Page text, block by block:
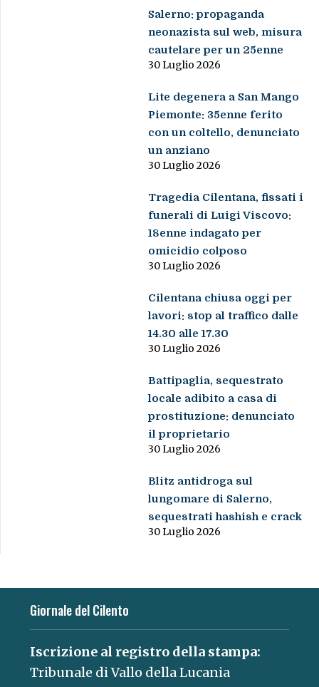
Salerno: propaganda
neonazista sul web, misura
cautelare per un 25enne
30 Luglio 2026
Lite degenera a San Mango
Piemonte: 35enne ferito
con un coltello, denunciato
un anziano
30 Luglio 2026
Tragedia Cilentana, fissati i
funerali di Luigi Viscovo:
18enne indagato per
omicidio colposo
30 Luglio 2026
Cilentana chiusa oggi per
lavori: stop al traffico dalle
14.30 alle 17.30
30 Luglio 2026
Battipaglia, sequestrato
locale adibito a casa di
prostituzione: denunciato
il proprietario
30 Luglio 2026
Blitz antidroga sul
lungomare di Salerno,
sequestrati hashish e crack
30 Luglio 2026
Giornale del Cilento
Iscrizione al registro della stampa:
Tribunale di Vallo della Lucania